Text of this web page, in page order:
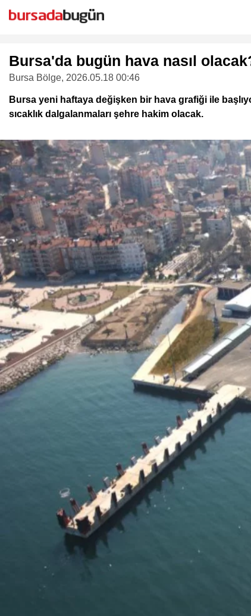
Bursa'da bugün hava nasıl
Bursa Bölge, 2026.05.18 00:46
Bursa yeni haftaya değişken bir hava grafiği ile
sıcaklık dalgalanmaları şehre hakim olacak.